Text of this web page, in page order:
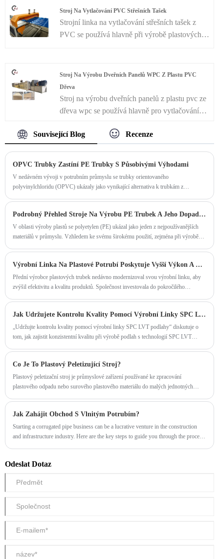
tradičních materiálů, ale také prodloužit
životnost a snížit aplikační náklady panelů.
zahrnovat procesy vytlačování, kde se PVC
materiály taví a formují do požadovaných tvarů
panelů, po kterých následuje chlazení a
Stroj Na Vytlačování PVC Střešních Tašek
Strojní linka na vytlačování střešních tašek z
PVC se používá hlavně při výrobě plastových
zahradním stylu, turistických scénických
místech, pavilonech, hotelech, rodinných
domech atd.
Stroj Na Výrobu Dveřních Panelů WPC Z Plastu PVC
Dřeva
Stroj na výrobu dveřních panelů z plastu pvc ze
dřeva wpc se používá hlavně pro vytlačování
linka na výrobu dveřních a okenních desek
dvoušnekový extrudér, vakuový formovací stůl,
na řezání desek, stohovač desek.
Související Blog Recenze
OPVC Trubky Zastíní PE Trubky S Působivými Výhodami
V nedávném vývoji v potrubním průmyslu se trubky orientovaného
polyvinylchloridu (OPVC) ukázaly jako vynikající alternativa k trubkám z
​Podrobný Přehled Stroje Na Výrobu PE Trubek A Jeho Dopadu Na Plastikářský Průmysl
V oblasti výroby plastů se polyetylen (PE) ukázal jako jeden z nejpoužívanějších
materiálů v průmyslu. Vzhledem ke svému širokému použití, zejména při výrobě
Výrobní Linka Na Plastové Potrubí Poskytuje Vyšší Výkon A Kvalitu
Přední výrobce plastových trubek nedávno modernizoval svou výrobní linku, aby
zvýšil efektivitu a kvalitu produktů. Společnost investovala do pokročilého
Jak Udržujete Kontrolu Kvality Pomocí Výrobní Linky SPC LVT?
„Udržujte kontrolu kvality pomocí výrobní linky SPC LVT podlahy“ diskutuje o
tom, jak zajistit konzistentní kvalitu při výrobě podlah s technologií SPC LVT
Co Je To Plastový Peletizující Stroj?
Plastový peletizační stroj je průmyslové zařízení používané ke zpracování
plastového odpadu nebo surového plastového materiálu do malých jednotných
transformuje plastové kousky na opakovaně použitelné pelety pro další výrobu.
Jak Zahájit Obchod S Vlnitým Potrubím?
Starting a corrugated pipe business can be a lucrative venture in the construction
and infrastructure industry. Here are the key steps to guide you through the process
Odeslat Dotaz